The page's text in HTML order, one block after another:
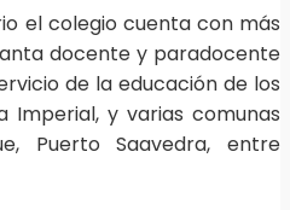
el colegio cuenta con más
docente y paradocente
de la educación de los
Imperial, y varias comunas
Puerto Saavedra, entre